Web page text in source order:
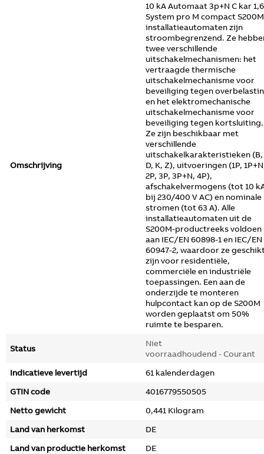
Omschrijving
10 kA Automaat 3p+N C kar
System pro M compact S200M
installatieautomaten zijn
stroombegrenzend. Ze
twee verschillende
uitschakelmechanismen: het
vertraagde thermische
uitschakelmechanisme voor
beveiliging tegen
en het elektromechanische
uitschakelmechanisme voor
beveiliging tegen kortsluiting.
Ze zijn beschikbaar met
verschillende
uitschakelkarakteristieken (B,
D, K, Z), uitvoeringen (1P,
2P, 3P, 3P+N, 4P),
afschakelvermogens (tot 10
bij 230/400 V AC) en nominale
stromen (tot 63 A). Alle
installatieautomaten uit de
S200M-productreeks voldoen
aan IEC/EN 60898-1 en IEC/EN
60947-2, waardoor ze
zijn voor residentiële,
commerciële en industriële
toepassingen. Een aan de
onderzijde te monteren
hulpcontact kan op de S200M
worden geplaatst om 50%
ruimte te besparen.
Status
Niet
voorraadhoudend - Courant
Indicatieve levertijd
61 kalenderdagen
GTIN code
4016779550505
Netto gewicht
0,441 Kilogram
Land van herkomst
DE
Land van productie herkomst
DE